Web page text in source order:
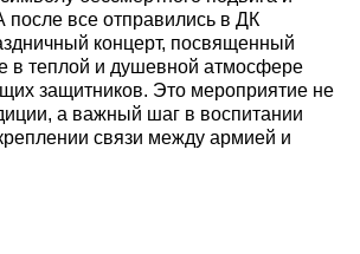
после все отправились в ДК
концерт, посвященный
в теплой и душевной атмосфере
защитников. Это мероприятие не
а важный шаг в воспитании
связи между армией и